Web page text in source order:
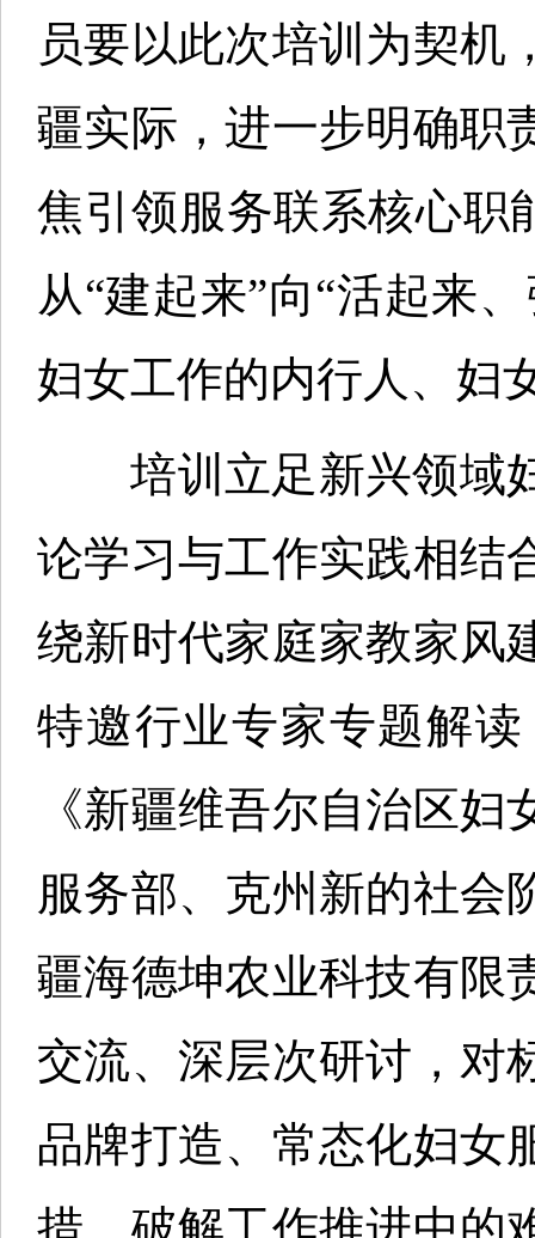
员要以此次培训为契机
疆实际，进一步明确职
焦引领服务联系核心职
从“建起来”向“活起来
妇女工作的内行人、妇
培训立足新兴领域妇
论学习与工作实践相结
绕新时代家庭家教家风
特邀行业专家专题解
《新疆维吾尔自治区
服务部、克州新的社会
疆海德坤农业科技有限
交流、深层次研讨，对
品牌打造、常态化妇女